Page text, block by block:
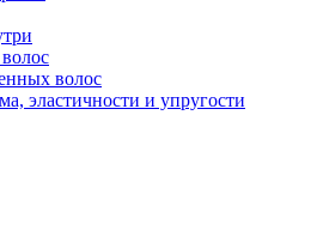
волос
эластичности и упругости